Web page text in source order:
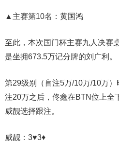
▲主赛第10名：黄国鸿
至此，本次国门杯主赛九人决赛
是坐拥673.5万记分牌的刘广利。
第29级别（盲注5万/10万/10万
注20万之后，佟鑫在BTN位上全
威靓选择跟注。
威靓：3♥️3♦️